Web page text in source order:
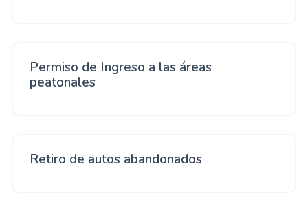
Permiso de Ingreso a las áreas
peatonales
Retiro de autos abandonados